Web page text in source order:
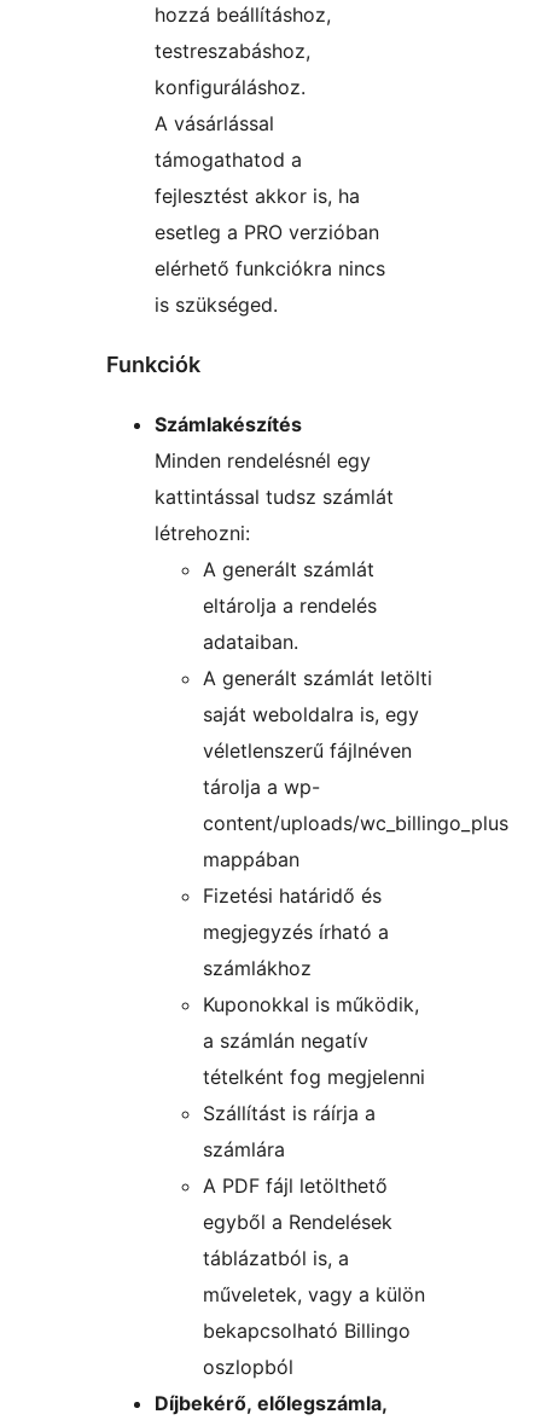
hozzá beállításhoz,
testreszabáshoz,
konfiguráláshoz.
A vásárlással
támogathatod a
fejlesztést akkor is, ha
esetleg a PRO verzióban
elérhető funkciókra nincs
is szükséged.
Funkciók
Számlakészítés
Minden rendelésnél egy
kattintással tudsz számlát
létrehozni:
A generált számlát
eltárolja a rendelés
adataiban.
A generált számlát letölti
saját weboldalra is, egy
véletlenszerű fájlnéven
tárolja a wp-
content/uploads/wc_billingo_plus
mappában
Fizetési határidő és
megjegyzés írható a
számlákhoz
Kuponokkal is működik,
a számlán negatív
tételként fog megjelenni
Szállítást is ráírja a
számlára
A PDF fájl letölthető
egyből a Rendelések
táblázatból is, a
műveletek, vagy a külön
bekapcsolható Billingo
oszlopból
Díjbekérő, előlegszámla,